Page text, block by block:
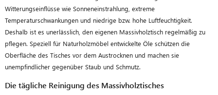
Witterungseinflüsse wie Sonneneinstrahlung, extreme
Temperaturschwankungen und niedrige bzw. hohe Luftfeuchtigkeit.
Deshalb ist es unerlässlich, den eigenen Massivholztisch regelmäßig zu
pflegen. Speziell für Naturholzmöbel entwickelte Öle schützen die
Oberfläche des Tisches vor dem Austrocknen und machen sie
unempfindlicher gegenüber Staub und Schmutz.
Die tägliche Reinigung des Massivholztisches